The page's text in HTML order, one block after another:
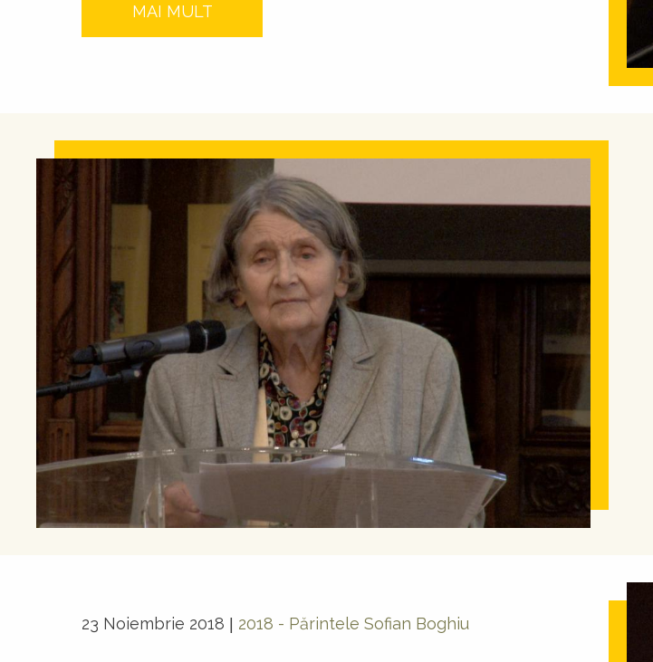
MAI MULT
23 Noiembrie 2018 | 2018 - Părintele Sofian Boghiu